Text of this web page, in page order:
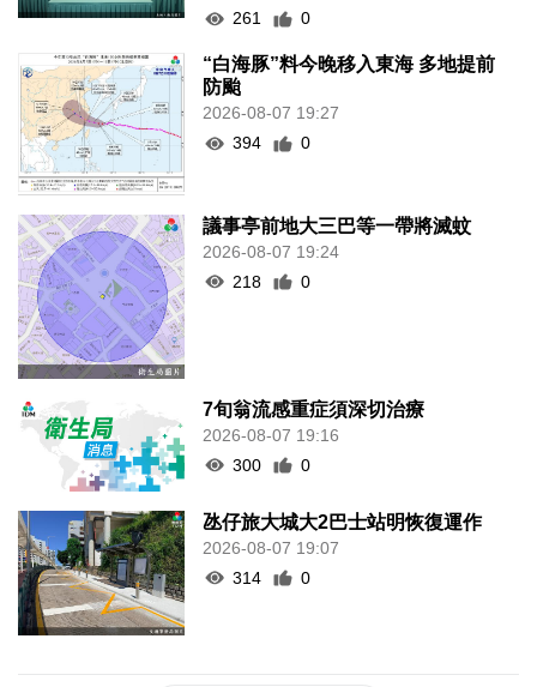
261
0
“白海豚”料今晚移入東海 多地提前
防颱
2026-08-07 19:27
394
0
議事亭前地大三巴等一帶將滅蚊
2026-08-07 19:24
218
0
7旬翁流感重症須深切治療
2026-08-07 19:16
300
0
氹仔旅大城大2巴士站明恢復運作
2026-08-07 19:07
314
0